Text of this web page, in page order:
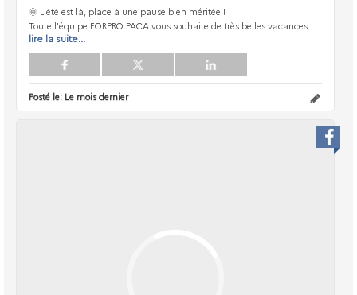
🌞 L'été est là, place à une pause bien méritée !
Toute l'équipe FORPRO PACA vous souhaite de très belles vacances
lire la suite...
Posté le: Le mois dernier